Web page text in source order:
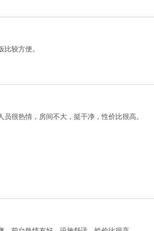
较方便。
很热情，房间不大，挺干净，性价比很高。